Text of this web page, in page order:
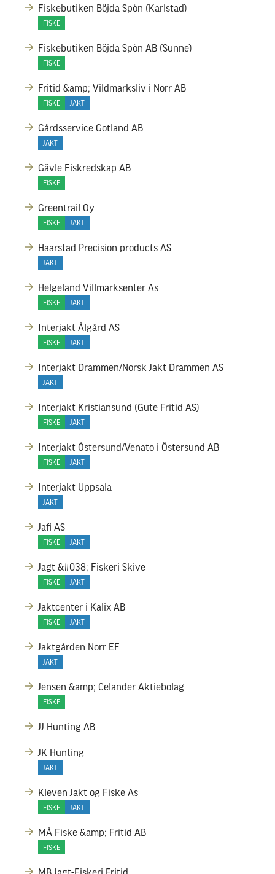
Fiskebutiken Böjda Spön (Karlstad)
FISKE
Fiskebutiken Böjda Spön AB (Sunne)
FISKE
Fritid &amp; Vildmarksliv i Norr AB
FISKE JAKT
Gårdsservice Gotland AB
JAKT
Gävle Fiskredskap AB
FISKE
Greentrail Oy
FISKE JAKT
Haarstad Precision products AS
JAKT
Helgeland Villmarksenter As
FISKE JAKT
Interjakt Ålgård AS
FISKE JAKT
Interjakt Drammen/Norsk Jakt Drammen AS
JAKT
Interjakt Kristiansund (Gute Fritid AS)
FISKE JAKT
Interjakt Östersund/Venato i Östersund AB
FISKE JAKT
Interjakt Uppsala
JAKT
Jafi AS
FISKE JAKT
Jagt &#038; Fiskeri Skive
FISKE JAKT
Jaktcenter i Kalix AB
FISKE JAKT
Jaktgården Norr EF
JAKT
Jensen &amp; Celander Aktiebolag
FISKE
JJ Hunting AB
JK Hunting
JAKT
Kleven Jakt og Fiske As
FISKE JAKT
MÅ Fiske &amp; Fritid AB
FISKE
MB Jagt-Fiskeri.Fritid